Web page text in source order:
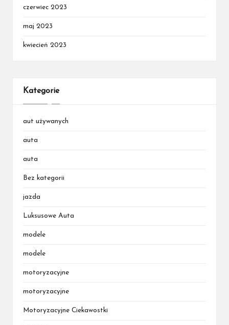
czerwiec 2023
maj 2023
kwiecień 2023
Kategorie
aut używanych
auta
auta
Bez kategorii
jazda
Luksusowe Auta
modele
modele
motoryzacyjne
motoryzacyjne
Motoryzacyjne Ciekawostki